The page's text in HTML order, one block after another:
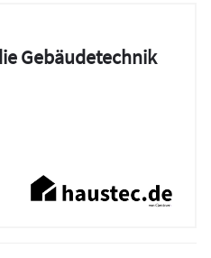
Gebäudetechnik